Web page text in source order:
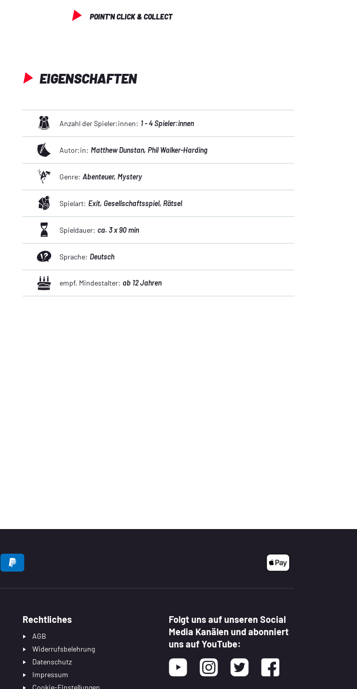
POINT'N CLICK & COLLECT
EIGENSCHAFTEN
Anzahl der Spieler:innen: 1 - 4 Spieler:innen
Autor:in: Matthew Dunstan, Phil Walker-Harding
Genre: Abenteuer, Mystery
Spielart: Exit, Gesellschaftsspiel, Rätsel
Spieldauer: ca. 3 x 90 min
Sprache: Deutsch
empf. Mindestalter: ab 12 Jahren
Rechtliches
AGB
Widerrufsbelehrung
Datenschutz
Impressum
Cookie-Einstellungen
Folgt uns auf unseren Social
Media Kanälen und abonniert
uns auf YouTube:
Youtube InstagramTwitter Facebook